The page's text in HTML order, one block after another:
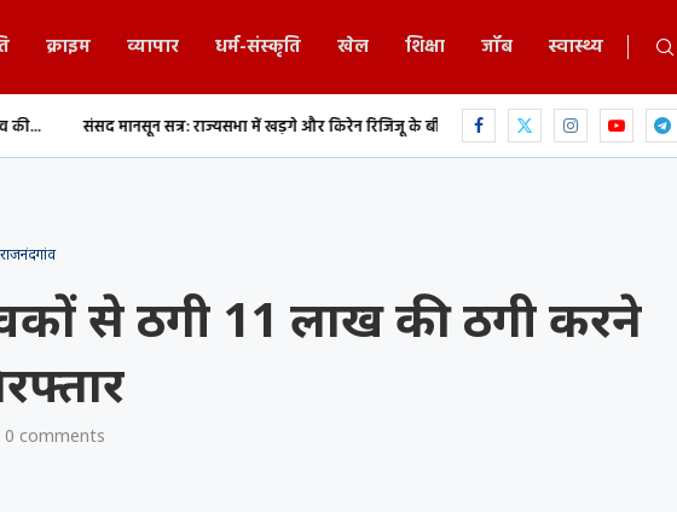
क्राइम व्यापार धर्म-संस्कृति खेल शिक्षा जॉब स्वास्थ्य
सत्र: राज्यसभा में खड़गे और किरेन रिजिजू के बीच... एकलव्य स्कूल में 9 वीं के छात्र ने फांसी लगाकर
राजनंदगांव
से ठगी 11 लाख की ठगी करने
0 comments